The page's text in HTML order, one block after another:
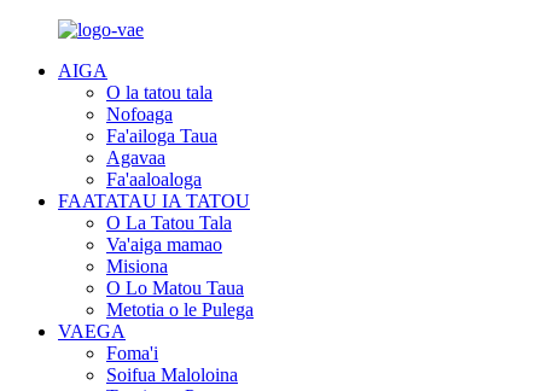
AIGA
O la tatou tala
Nofoaga
Fa'ailoga Taua
Agavaa
Fa'aaloaloga
FAATATAU IA TATOU
O La Tatou Tala
Va'aiga mamao
Misiona
O Lo Matou Taua
Metotia o le Pulega
VAEGA
Foma'i
Soifua Maloloina